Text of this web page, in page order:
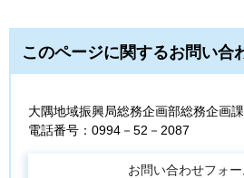
このページに関するお問い合
大隅地域振興局総務企画部総務企画課
電話番号：0994－52－2087